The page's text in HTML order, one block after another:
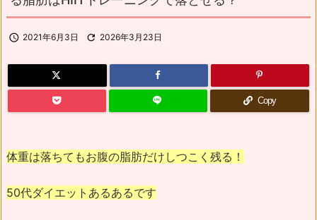
 2021年6月3日  2026年3月23日
Copy
体重は落ちてもお腹の脂肪だけしつこく残る！
50代ダイエットあるあるです